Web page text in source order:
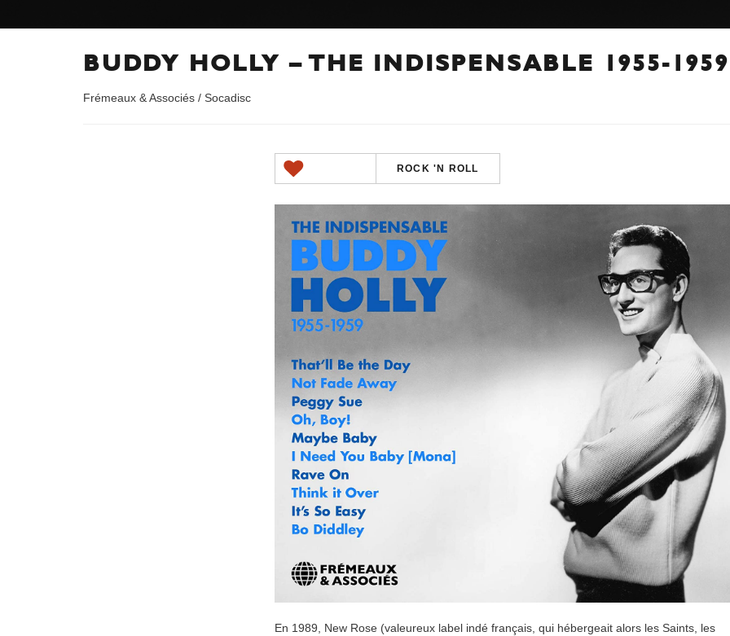
BUDDY HOLLY – THE INDISPENSABLE 1955-1959
Frémeaux & Associés / Socadisc
ROCK 'N ROLL
En 1989, New Rose (valeureux label indé français, qui hébergeait alors les Saints, les